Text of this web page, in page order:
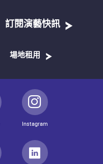
訂閱演藝快訊
場地租用
Instagram